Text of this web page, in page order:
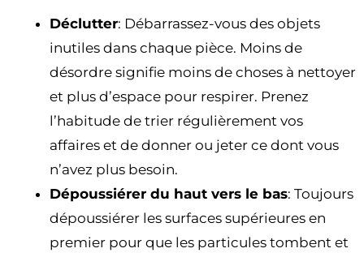
Déclutter: Débarrassez-vous des objets
inutiles dans chaque pièce. Moins de
désordre signifie moins de choses à nettoyer
et plus d’espace pour respirer. Prenez
l’habitude de trier régulièrement vos
affaires et de donner ou jeter ce dont vous
n’avez plus besoin.
Dépoussiérer du haut vers le bas: Toujours
dépoussiérer les surfaces supérieures en
premier pour que les particules tombent et